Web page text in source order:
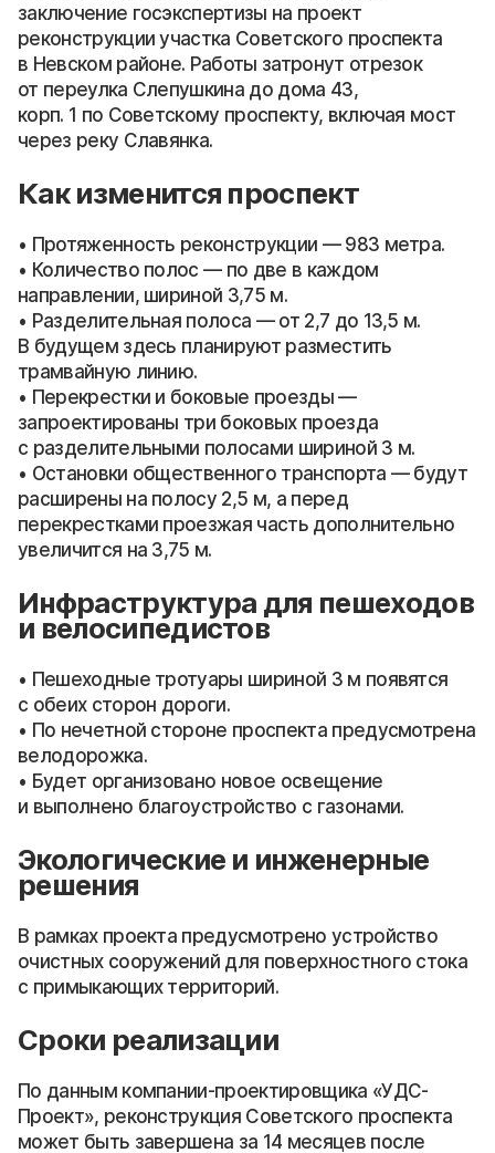
заключение госэкспертизы на проект
реконструкции участка Советского проспекта
в Невском районе. Работы затронут отрезок
от переулка Слепушкина до дома 43,
корп. 1 по Советскому проспекту, включая мост
через реку Славянка.
Как изменится проспект
• Протяженность реконструкции — 983 метра.
• Количество полос — по две в каждом
направлении, шириной 3,75 м.
• Разделительная полоса — от 2,7 до 13,5 м.
В будущем здесь планируют разместить
трамвайную линию.
• Перекрестки и боковые проезды —
запроектированы три боковых проезда
с разделительными полосами шириной 3 м.
• Остановки общественного транспорта — будут
расширены на полосу 2,5 м, а перед
перекрестками проезжая часть дополнительно
увеличится на 3,75 м.
Инфраструктура для пешеходов
и велосипедистов
• Пешеходные тротуары шириной 3 м появятся
с обеих сторон дороги.
• По нечетной стороне проспекта предусмотрена
велодорожка.
• Будет организовано новое освещение
и выполнено благоустройство с газонами.
Экологические и инженерные
решения
В рамках проекта предусмотрено устройство
очистных сооружений для поверхностного стока
с примыкающих территорий.
Сроки реализации
По данным компании-проектировщика «УДС-
Проект», реконструкция Советского проспекта
может быть завершена за 14 месяцев после